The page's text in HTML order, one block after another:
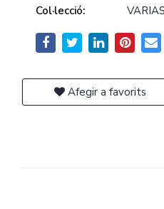
Col·lecció:
VARIAS
Afegir a favorits